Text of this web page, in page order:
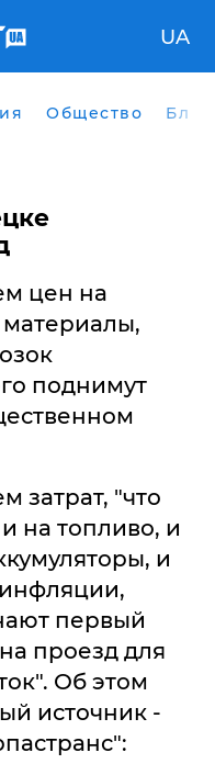
UA
Общество
цен на
поднимут
затрат, "что
на топливо, и
и
первый
проезд для
Об этом
источник -